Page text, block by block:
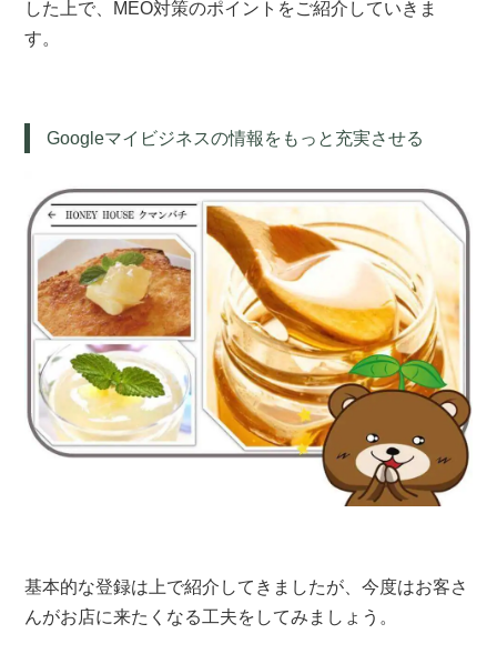
した上で、MEO対策のポイントをご紹介していきま
す。
Googleマイビジネスの情報をもっと充実させる
基本的な登録は上で紹介してきましたが、今度はお客さ
んがお店に来たくなる工夫をしてみましょう。